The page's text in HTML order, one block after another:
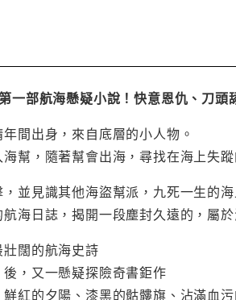
一部航海懸疑小說！快意恩仇、刀頭
間出身，來自底層的小人物。
幫，隨著幫會出海，尋找在海上失
並見識其他海盜幫派，九死一生的
海日誌，揭開一段塵封久遠的，屬於
闊的航海史詩
，又一懸疑探險奇書鉅作
紅的夕陽、漆黑的骷髏旗、沾滿血